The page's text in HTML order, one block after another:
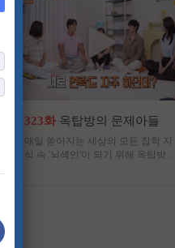
323화 옥탑방의 문제아들
매일 쏟아지는 세상의 모든 잡학 지
식 속 '뇌섹인'이 되기 위해 옥탑방에